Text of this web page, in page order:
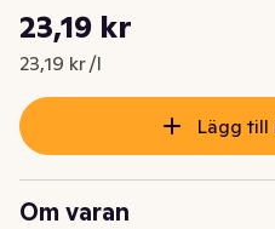
Nuvarande pris är: 23,19 kr
23,19 kr
23,19 kr /l
Styckpris: 23,19 kr /l
Lägg till
Om varan